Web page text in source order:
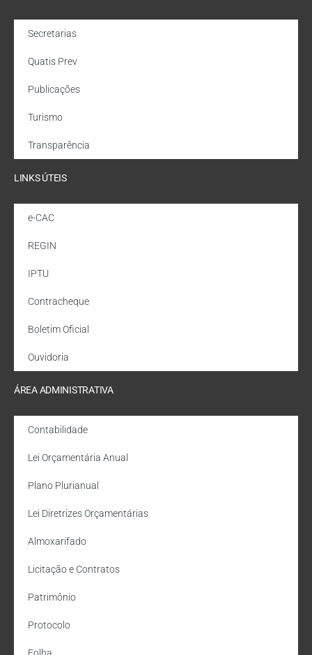
Secretarias
Quatis Prev
Publicações
Turismo
Transparência
LINKS ÚTEIS
e-CAC
REGIN
IPTU
Contracheque
Boletim Oficial
Ouvidoria
ÁREA ADMINISTRATIVA
Contabilidade
Lei Orçamentária Anual
Plano Plurianual
Lei Diretrizes Orçamentárias
Almoxarifado
Licitação e Contratos
Patrimônio
Protocolo
Folha